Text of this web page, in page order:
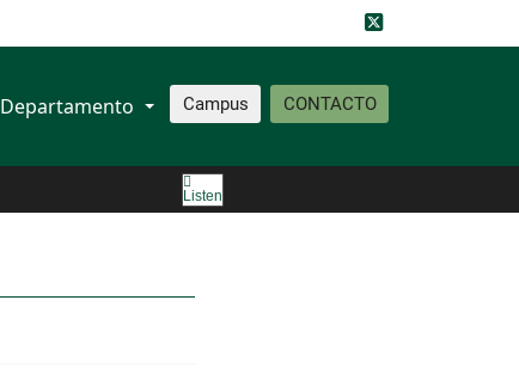
Campus CONTACTO
Departamento
Listen